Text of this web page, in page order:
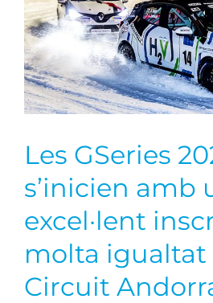
Les GSeries
s’inicien amb
excel·lent
molta igualtat
Circuit